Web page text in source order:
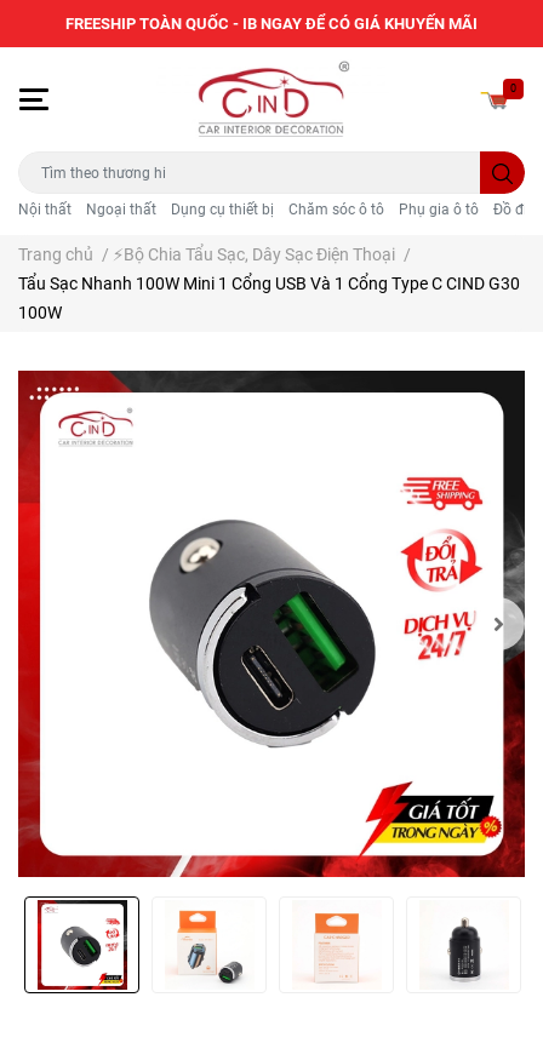
Nội thất Ngoại thất Dụng cụ thiết bị Chăm sóc ô tô Phụ gia ô tô Đồ
0
Trang chủ / ⚡Bộ Chia Tẩu Sạc, Dây Sạc Điện Thoại /
Tẩu Sạc Nhanh 100W Mini 1 Cổng USB Và 1 Cổng Type C CIND G30
100W
FREESHIP TOÀN QUỐC - IB NGAY ĐỂ CÓ GIÁ KHUYẾN MÃI